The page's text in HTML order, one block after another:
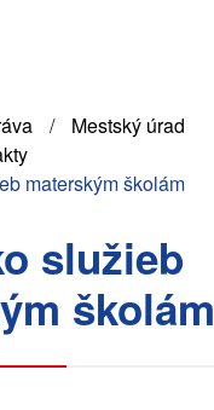
Mestský úrad
materským školám
služieb
školám